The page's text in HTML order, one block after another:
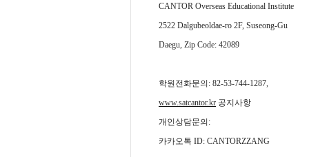
CANTOR Overseas Educational Institute
2522 Dalgubeoldae-ro 2F, Suseong-Gu
Daegu, Zip Code: 42089
학원전화문의 : 82-53-744-1287,
www.satcantor.kr 공지사항
개인상담문의 :
카카오톡 ID: CANTORZZANG